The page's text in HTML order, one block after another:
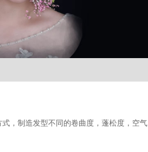
，制造发型不同的卷曲度，蓬松度，空气